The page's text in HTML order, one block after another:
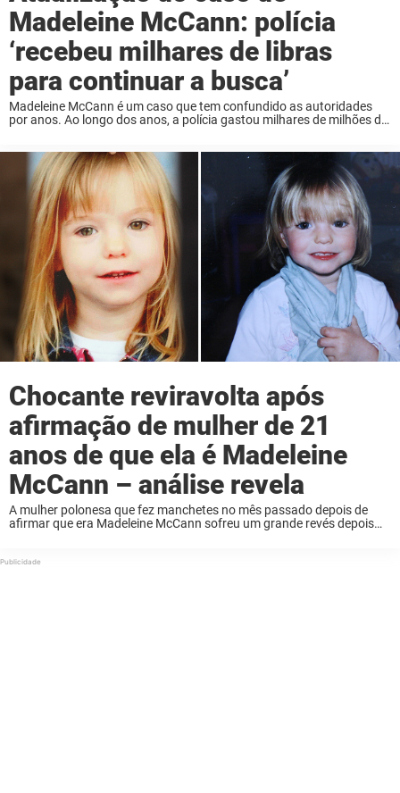
Madeleine McCann: polícia
‘recebeu milhares de libras
para continuar a busca’
Madeleine McCann é um caso que tem confundido as autoridades
por anos. Ao longo dos anos, a polícia gastou milhares de milhões de
Chocante reviravolta após
afirmação de mulher de 21
anos de que ela é Madeleine
McCann – análise revela
A mulher polonesa que fez manchetes no mês passado depois de
afirmar que era Madeleine McCann sofreu um grande revés depois